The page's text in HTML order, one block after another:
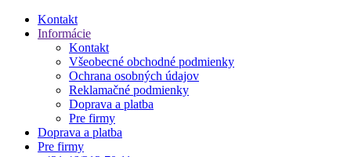
Kontakt
Informácie
Kontakt
Všeobecné obchodné podmienky
Ochrana osobných údajov
Reklamačné podmienky
Doprava a platba
Pre firmy
Doprava a platba
Pre firmy